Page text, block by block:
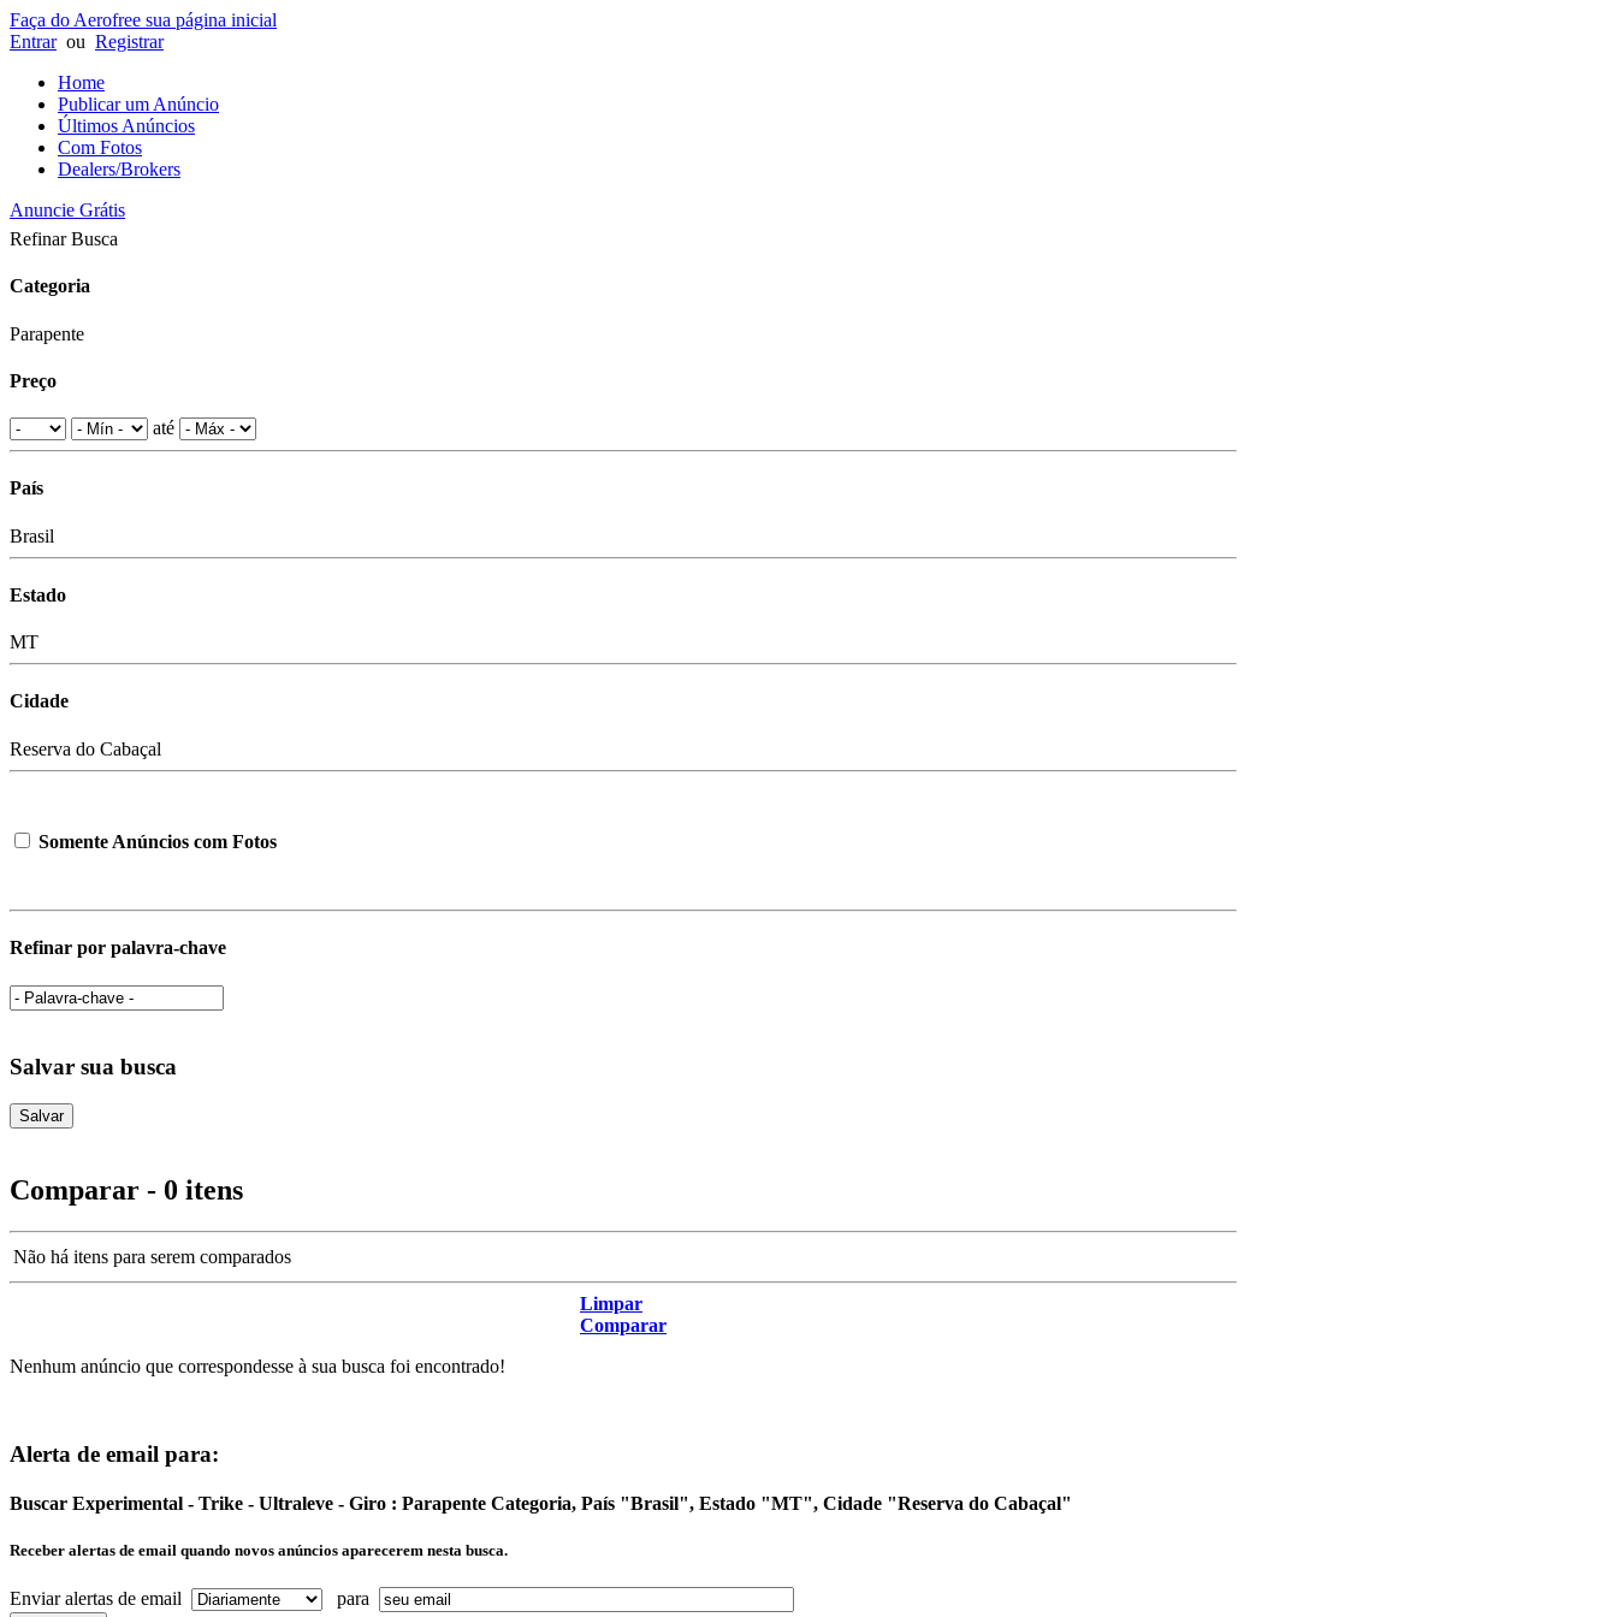
Faça do Aerofree sua página inicial
Entrarou Registrar
Home
Publicar um Anúncio
Últimos Anúncios
Com Fotos
Dealers/Brokers
Anuncie Grátis
Refinar Busca
Categoria
Parapente
Preço
até
País
Brasil
Estado
MT
Cidade
Reserva do Cabaçal
Somente Anúncios com Fotos
Refinar por palavra-chave
Salvar sua busca
Comparar - 0 itens
Não há itens para serem comparados
Limpar
Comparar
Nenhum anúncio que correspondesse à sua busca foi encontrado!
Alerta de email para:
Buscar Experimental - Trike - Ultraleve - Giro : Parapente Categoria, País "Brasil", Estado "MT", Cidade "Reserva do Cabaçal"
Receber alertas de email quando novos anúncios aparecerem nesta busca.
Enviar alertas de email para